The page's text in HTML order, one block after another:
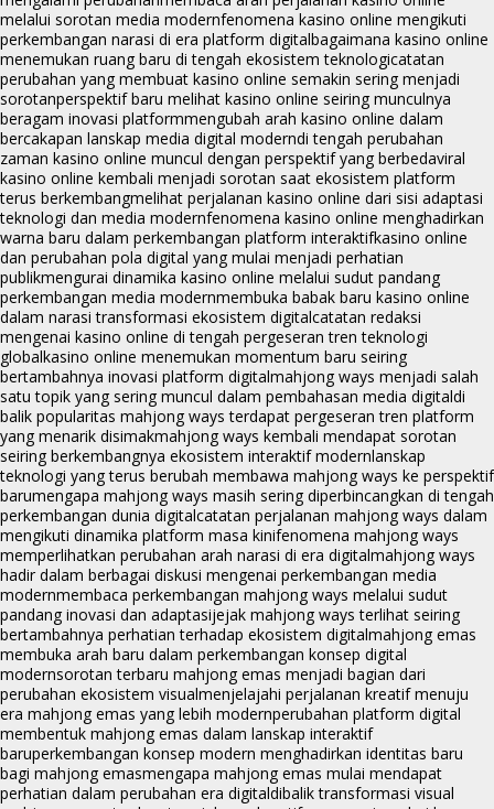
melalui sorotan media modernfenomena kasino online mengikuti
perkembangan narasi di era platform digitalbagaimana kasino online
menemukan ruang baru di tengah ekosistem teknologicatatan
perubahan yang membuat kasino online semakin sering menjadi
sorotanperspektif baru melihat kasino online seiring munculnya
beragam inovasi platformmengubah arah kasino online dalam
bercakapan lanskap media digital moderndi tengah perubahan
zaman kasino online muncul dengan perspektif yang berbedaviral
kasino online kembali menjadi sorotan saat ekosistem platform
terus berkembangmelihat perjalanan kasino online dari sisi adaptasi
teknologi dan media modernfenomena kasino online menghadirkan
warna baru dalam perkembangan platform interaktifkasino online
dan perubahan pola digital yang mulai menjadi perhatian
publikmengurai dinamika kasino online melalui sudut pandang
perkembangan media modernmembuka babak baru kasino online
dalam narasi transformasi ekosistem digitalcatatan redaksi
mengenai kasino online di tengah pergeseran tren teknologi
globalkasino online menemukan momentum baru seiring
bertambahnya inovasi platform digitalmahjong ways menjadi salah
satu topik yang sering muncul dalam pembahasan media digitaldi
balik popularitas mahjong ways terdapat pergeseran tren platform
yang menarik disimakmahjong ways kembali mendapat sorotan
seiring berkembangnya ekosistem interaktif modernlanskap
teknologi yang terus berubah membawa mahjong ways ke perspektif
barumengapa mahjong ways masih sering diperbincangkan di tengah
perkembangan dunia digitalcatatan perjalanan mahjong ways dalam
mengikuti dinamika platform masa kinifenomena mahjong ways
memperlihatkan perubahan arah narasi di era digitalmahjong ways
hadir dalam berbagai diskusi mengenai perkembangan media
modernmembaca perkembangan mahjong ways melalui sudut
pandang inovasi dan adaptasijejak mahjong ways terlihat seiring
bertambahnya perhatian terhadap ekosistem digitalmahjong emas
membuka arah baru dalam perkembangan konsep digital
modernsorotan terbaru mahjong emas menjadi bagian dari
perubahan ekosistem visualmenjelajahi perjalanan kreatif menuju
era mahjong emas yang lebih modernperubahan platform digital
membentuk mahjong emas dalam lanskap interaktif
baruperkembangan konsep modern menghadirkan identitas baru
bagi mahjong emasmengapa mahjong emas mulai mendapat
perhatian dalam perubahan era digitaldibalik transformasi visual